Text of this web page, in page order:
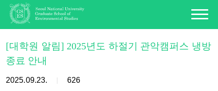
[대학원 알림] 2025년도 하절기 관악캠퍼스 냉방
종료 안내
2025.09.23. 626